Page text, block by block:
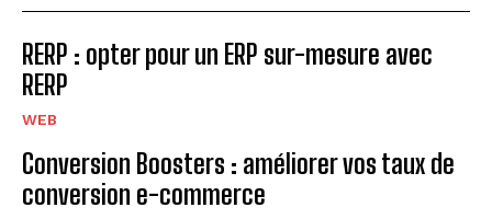
RERP : opter pour un ERP sur-mesure avec
RERP
WEB
Conversion Boosters : améliorer vos taux de
conversion e-commerce